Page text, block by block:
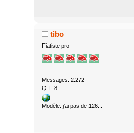
tibo
Fiatiste pro
Messages: 2.272
Q.I.: 8
Modèle: j'ai pas de 126...